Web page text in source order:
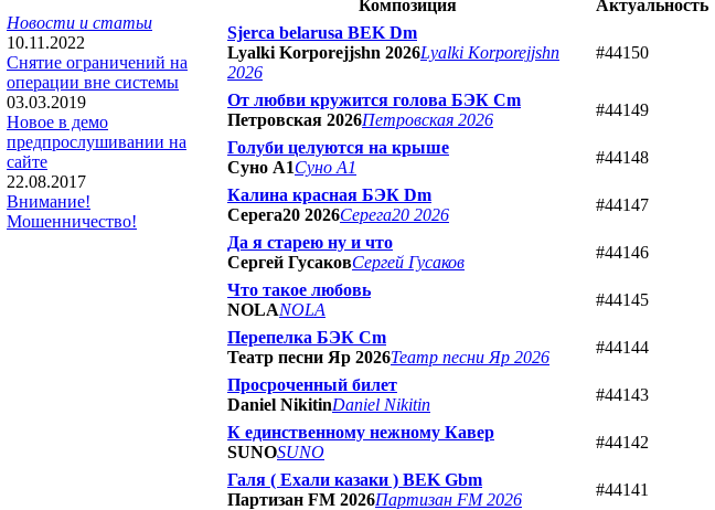
Новости и статьи
10.11.2022
Снятие ограничений на
операции вне системы
03.03.2019
Новое в демо
предпрослушивании на
сайте
22.08.2017
Внимание!
Мошенничество!
Композиция
Актуальность
Sjerca belarusa BEK Dm
Lyalki Korporejjshn 2026Lyalki Korporejjshn
2026
#44150
От любви кружится голова БЭК Cm
Петровская 2026Петровская 2026
#44149
Голуби целуются на крыше
Суно А1Суно А1
#44148
Калина красная БЭК Dm
Серега20 2026Серега20 2026
#44147
Да я старею ну и что
Сергей ГусаковСергей Гусаков
#44146
Что такое любовь
NOLANOLA
#44145
Перепелка БЭК Cm
Театр песни Яр 2026Театр песни Яр 2026
#44144
Просроченный билет
Daniel NikitinDaniel Nikitin
#44143
К единственному нежному Кавер
SUNOSUNO
#44142
Галя ( Ехали казаки ) BEK Gbm
Партизан FM 2026Партизан FM 2026
#44141